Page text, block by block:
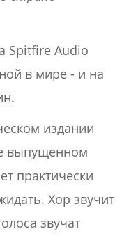
Spitfire Audio
в мире - и на
издании
выпущенном
практически
Хор звучит
звучат